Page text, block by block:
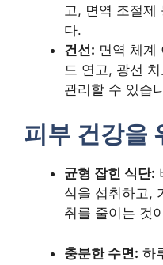
고, 면역 조절제
다.
건선: 면역 체계
드 연고, 광선
관리할 수 있습
피부 건강을
균형 잡힌 식단:
식을 섭취하고,
취를 줄이는 것
충분한 수면: 하